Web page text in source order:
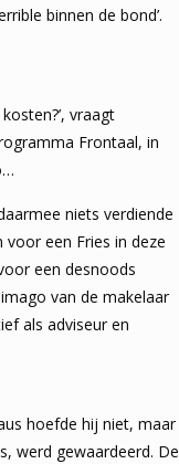
binnen de bond’.
vraagt
Frontaal, in
niets verdiende
een Fries in deze
een desnoods
van de makelaar
als adviseur en
hoefde hij niet, maar
werd gewaardeerd. De